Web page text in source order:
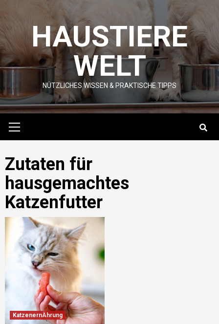
content HAUSTIERE
WELT
NÜTZLICHES WISSEN & PRAKTISCHE TIPPS
Menu
Zutaten für
hausgemachtes
Katzenfutter
KatzenernÄhrung